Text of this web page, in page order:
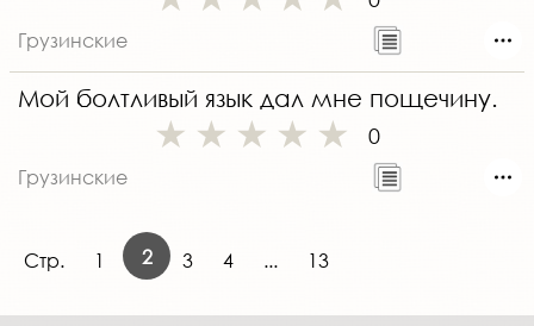
Грузинские
Мой болтливый язык дал мне пощечину.
0
Грузинские
Стр. 1 2 3 4 ... 13